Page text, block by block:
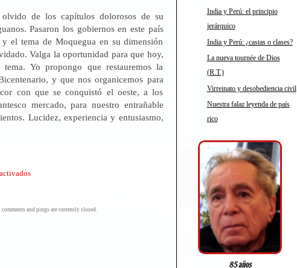
de los capítulos dolorosos de su
Pasaron los gobiernos en este país
el tema de Moquegua en su dimensión
Valga la oportunidad para que hoy,
Yo propongo que restauremos la
y que nos organicemos para
con que se conquistó el oeste, a los
mercado, para nuestro entrañable
Lucidez, experiencia y entusiasmo,
en
de
and pings are currently closed.
India y Perú: el principio
jerárquico
India y Perú: ¿castas o clases?
La nueva tournée de Dios
(R.T.)
Virreinato y desobediencia civil
Nuestra falaz leyenda de país
rico